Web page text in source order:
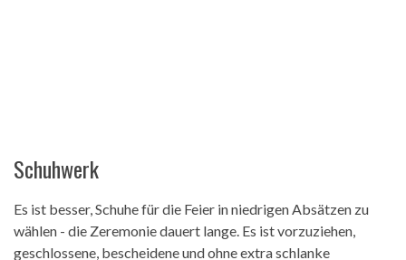
Schuhwerk
Es ist besser, Schuhe für die Feier in niedrigen Absätzen zu
wählen - die Zeremonie dauert lange. Es ist vorzuziehen,
geschlossene, bescheidene und ohne extra schlanke